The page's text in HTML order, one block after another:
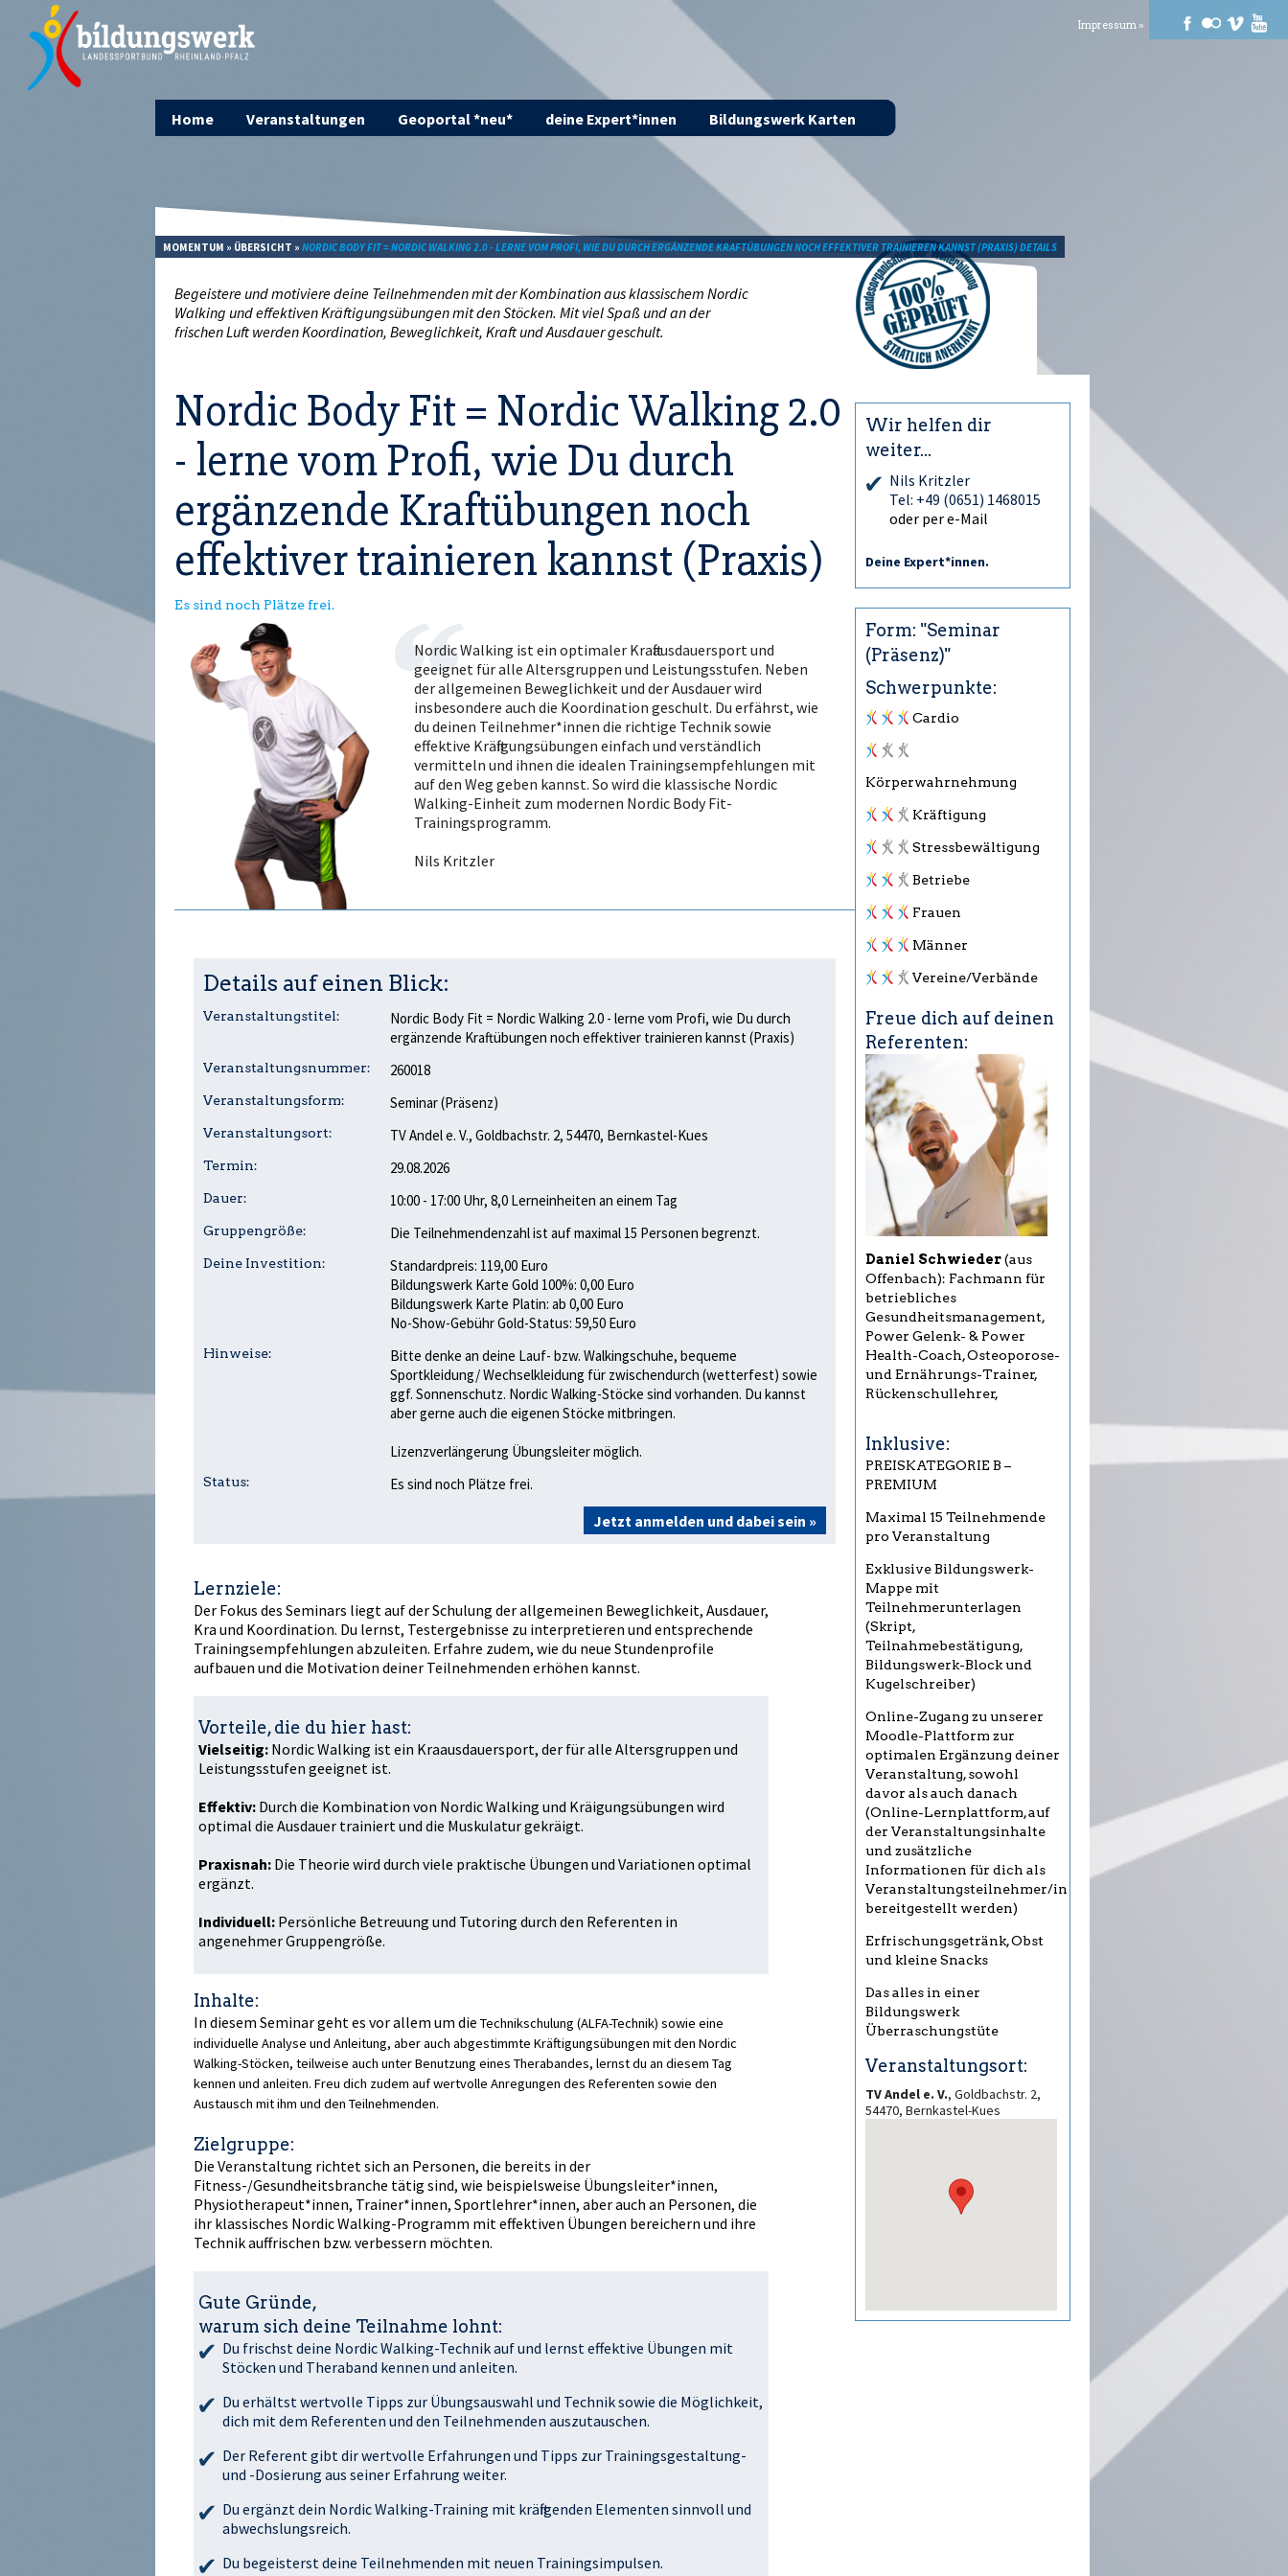
Home Veranstaltungen Geoportal *neu* deine Expert*innen Bildungswerk Karten
Impressum »
MOMENTUM » ÜBERSICHT » NORDIC BODY FIT = NORDIC WALKING 2.0 - LERNE VOM PROFI, WIE DU DURCH ERGÄNZENDE KRAFTÜBUNGEN NOCH EFFEKTIVER TRAINIEREN KANNST (PRAXIS) DETAILS
Begeistere und motiviere deine Teilnehmenden mit der Kombination aus klassischem Nordic
Walking und effektiven Kräftigungsübungen mit den Stöcken. Mit viel Spaß und an der
frischen Luft werden Koordination, Beweglichkeit, Kraft und Ausdauer geschult.
Nordic Body Fit = Nordic Walking 2.0
- lerne vom Profi, wie Du durch
ergänzende Kraftübungen noch
effektiver trainieren kannst (Praxis)
Es sind noch Plätze frei.
Nordic Walking ist ein optimaler Kraftausdauersport und
geeignet für alle Altersgruppen und Leistungsstufen. Neben
der allgemeinen Beweglichkeit und der Ausdauer wird
insbesondere auch die Koordination geschult. Du erfährst, wie
du deinen Teilnehmer*innen die richtige Technik sowie
effektive Kräftigungsübungen einfach und verständlich
vermitteln und ihnen die idealen Trainingsempfehlungen mit
auf den Weg geben kannst. So wird die klassische Nordic
Walking-Einheit zum modernen Nordic Body Fit-
Trainingsprogramm.
Nils Kritzler
Details auf einen Blick:
Veranstaltungstitel:
Nordic Body Fit = Nordic Walking 2.0 - lerne vom Profi, wie Du durch
ergänzende Kraftübungen noch effektiver trainieren kannst (Praxis)
Veranstaltungsnummer: 260018
Veranstaltungsform: Seminar (Präsenz)
Veranstaltungsort: TV Andel e. V., Goldbachstr. 2, 54470, Bernkastel-Kues
Termin: 29.08.2026
Dauer: 10:00 - 17:00 Uhr, 8,0 Lerneinheiten an einem Tag
Gruppengröße: Die Teilnehmendenzahl ist auf maximal 15 Personen begrenzt.
Deine Investition:
Standardpreis: 119,00 Euro
Bildungswerk Karte Gold 100%: 0,00 Euro
Bildungswerk Karte Platin: ab 0,00 Euro
No-Show-Gebühr Gold-Status: 59,50 Euro
Hinweise:
Bitte denke an deine Lauf- bzw. Walkingschuhe, bequeme
Sportkleidung/ Wechselkleidung für zwischendurch (wetterfest) sowie
ggf. Sonnenschutz. Nordic Walking-Stöcke sind vorhanden. Du kannst
aber gerne auch die eigenen Stöcke mitbringen.
Lizenzverlängerung Übungsleiter möglich.
Status: Es sind noch Plätze frei.
Jetzt anmelden und dabei sein »
Lernziele:
Der Fokus des Seminars liegt auf der Schulung der allgemeinen Beweglichkeit, Ausdauer,
Kraft und Koordination. Du lernst, Testergebnisse zu interpretieren und entsprechende
Trainingsempfehlungen abzuleiten. Erfahre zudem, wie du neue Stundenprofile
aufbauen und die Motivation deiner Teilnehmenden erhöhen kannst.
Vorteile, die du hier hast:
Vielseitig: Nordic Walking ist ein Kraftausdauersport, der für alle Altersgruppen und
Leistungsstufen geeignet ist.
Effektiv: Durch die Kombination von Nordic Walking und Kräftigungsübungen wird
optimal die Ausdauer trainiert und die Muskulatur gekräftigt.
Praxisnah: Die Theorie wird durch viele praktische Übungen und Variationen optimal
ergänzt.
Individuell: Persönliche Betreuung und Tutoring durch den Referenten in
angenehmer Gruppengröße.
Inhalte:
In diesem Seminar geht es vor allem um die Technikschulung (ALFA-Technik) sowie eine
individuelle Analyse und Anleitung, aber auch abgestimmte Kräftigungsübungen mit den Nordic
Walking-Stöcken, teilweise auch unter Benutzung eines Therabandes, lernst du an diesem Tag
kennen und anleiten. Freu dich zudem auf wertvolle Anregungen des Referenten sowie den
Austausch mit ihm und den Teilnehmenden.
Zielgruppe:
Die Veranstaltung richtet sich an Personen, die bereits in der
Fitness-/Gesundheitsbranche tätig sind, wie beispielsweise Übungsleiter*innen,
Physiotherapeut*innen, Trainer*innen, Sportlehrer*innen, aber auch an Personen, die
ihr klassisches Nordic Walking-Programm mit effektiven Übungen bereichern und ihre
Technik auffrischen bzw. verbessern möchten.
Gute Gründe,
warum sich deine Teilnahme lohnt:
Du frischst deine Nordic Walking-Technik auf und lernst effektive Übungen mit
Stöcken und Theraband kennen und anleiten.
Du erhältst wertvolle Tipps zur Übungsauswahl und Technik sowie die Möglichkeit,
dich mit dem Referenten und den Teilnehmenden auszutauschen.
Der Referent gibt dir wertvolle Erfahrungen und Tipps zur Trainingsgestaltung-
und -Dosierung aus seiner Erfahrung weiter.
Du ergänzt dein Nordic Walking-Training mit kräftigenden Elementen sinnvoll und
abwechslungsreich.
Du begeisterst deine Teilnehmenden mit neuen Trainingsimpulsen.
Wir helfen dir
weiter...
Nils Kritzler
Tel: +49 (0651) 1468015
oder per e-Mail
Deine Expert*innen.
Form: "Seminar
(Präsenz)"
Schwerpunkte:
Cardio
Körperwahrnehmung
Kräftigung
Stressbewältigung
Betriebe
Frauen
Männer
Vereine/Verbände
Freue dich auf deinen
Referenten:
Daniel Schwieder(aus
Offenbach): Fachmann für
betriebliches
Gesundheitsmanagement,
Power Gelenk- & Power
Health-Coach, Osteoporose-
und Ernährungs-Trainer,
Rückenschullehrer,
Inklusive:
PREISKATEGORIE B –
PREMIUM
Maximal 15 Teilnehmende
pro Veranstaltung
Exklusive Bildungswerk-
Mappe mit
Teilnehmerunterlagen
(Skript,
Teilnahmebestätigung,
Bildungswerk-Block und
Kugelschreiber)
Online-Zugang zu unserer
Moodle-Plattform zur
optimalen Ergänzung deiner
Veranstaltung, sowohl
davor als auch danach
(Online-Lernplattform, auf
der Veranstaltungsinhalte
und zusätzliche
Informationen für dich als
Veranstaltungsteilnehmer/in
bereitgestellt werden)
Erfrischungsgetränk, Obst
und kleine Snacks
Das alles in einer
Bildungswerk
Überraschungstüte
Veranstaltungsort:
TV Andel e. V., Goldbachstr. 2,
54470, Bernkastel-Kues